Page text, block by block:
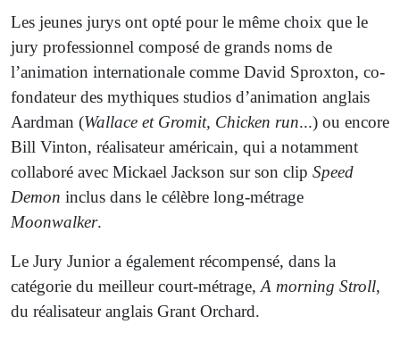
Les jeunes jurys ont opté pour le même choix que le
jury professionnel composé de grands noms de
l’animation internationale comme David Sproxton, co-
fondateur des mythiques studios d’animation anglais
Aardman (Wallace et Gromit, Chicken run...) ou encore
Bill Vinton, réalisateur américain, qui a notamment
collaboré avec Mickael Jackson sur son clip Speed
Demon inclus dans le célèbre long-métrage
Moonwalker.
Le Jury Junior a également récompensé, dans la
catégorie du meilleur court-métrage, A morning Stroll,
du réalisateur anglais Grant Orchard.